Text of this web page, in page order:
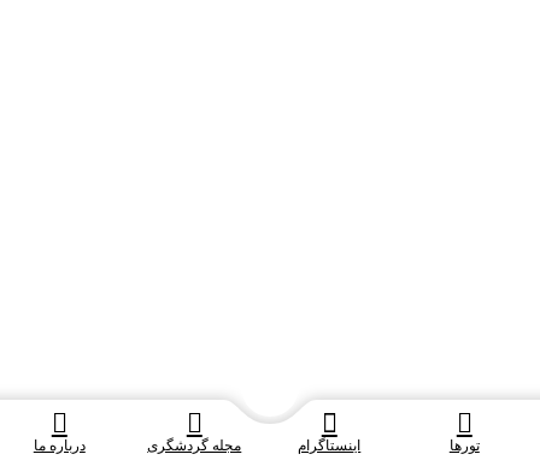
تورها اینستاگرام مجله گردشگری درباره ما